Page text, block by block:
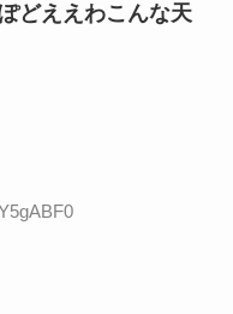
どええわこんな天